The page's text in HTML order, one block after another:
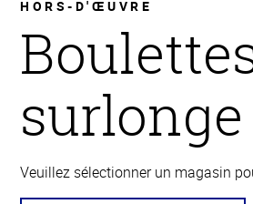
HORS-D'ŒUVRE
Veuillez sélectionner un magasin